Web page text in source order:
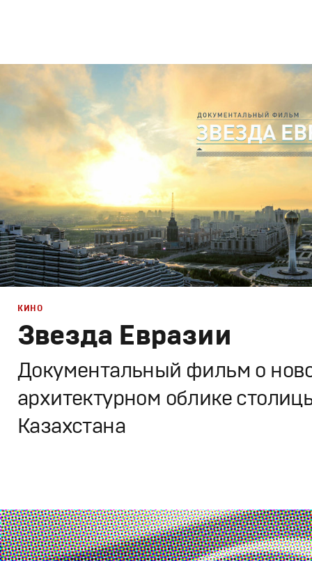
Дизайн, Кино
Графический дизайн Документальное
Звезда Евразии
Документальный фильм о
архитектурном облике
Казахстана
Кино
Документальное
КИНО